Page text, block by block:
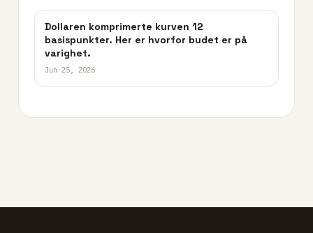
Dollaren komprimerte kurven 12
basispunkter. Her er hvorfor budet er på
varighet.
Jun 25, 2026